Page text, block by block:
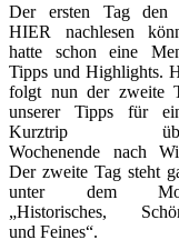
Der ersten Tag den
HIER nachlesen
hatte schon eine
Tipps und Highlights.
folgt nun der zweite
unserer Tipps für
Kurztrip
Wochenende nach
Der zweite Tag steht
unter dem
„Historisches,
und Feines“.